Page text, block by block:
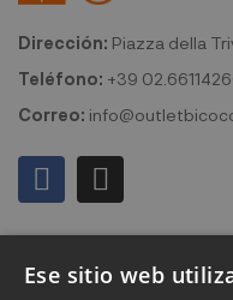
Dirección: Piazza della
Teléfono: +39
Correo:
Ese sitio web